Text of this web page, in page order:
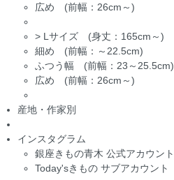
広め (前幅：26cm～)
> Lサイズ (身丈：165cm～)
細め (前幅：～22.5cm)
ふつう幅 (前幅：23～25.5cm)
広め (前幅：26cm～)
産地・作家別
インスタグラム
銀座きもの青木 公式アカウント
Today'sきもの サブアカウント